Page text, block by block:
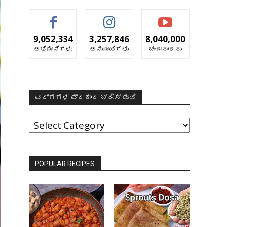
9,052,334
ಅಭಿಮಾನಿಗಳು
3,257,846
ಅನುಯಾಯಿಗಳು
8,040,000
ಚಂದಾದಾರರು
ವರ್ಗಗಳ ಪ್ರಕಾರ ಬ್ರೌಸ್ ಮಾಡಿ
ವರ್ಗಗಳ
ಪ್ರಕಾರ
ಬ್ರೌಸ್
POPULAR RECIPES